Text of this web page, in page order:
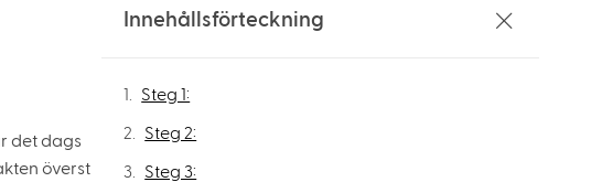
det dags
överst
Innehållsförteckning
Steg 1:
Steg 2:
Steg 3: